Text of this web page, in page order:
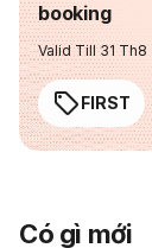
booking
Valid Till 31 Th8
FIRST
Có gì mới